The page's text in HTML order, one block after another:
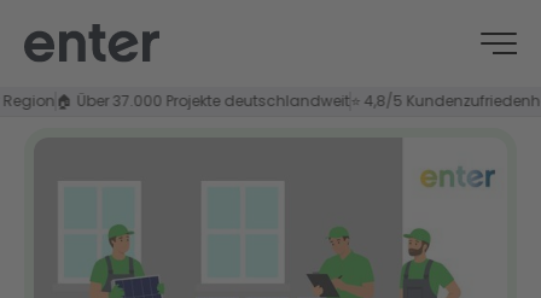
🏠 Über 37.000 Projekte deutschlandweit⭐ 4,8/5 Kundenzufriedenheit